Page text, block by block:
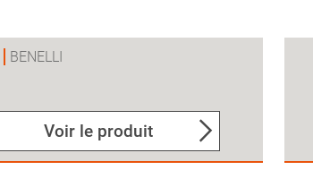
BENELLI
Voir le produit